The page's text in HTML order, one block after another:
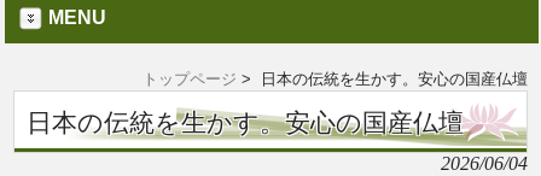
MENU
トップページ > 日本の伝統を生かす。安心の国産仏壇
日本の伝統を生かす。安心の国産仏壇
2026/06/04